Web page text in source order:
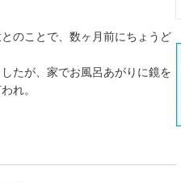
のことで、数ヶ月前にちょうど
たが、家でお風呂あがりに鏡を
れ。